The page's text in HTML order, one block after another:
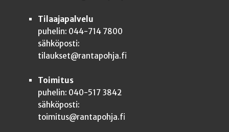
Tilaajapalvelu
puhelin: 044-714 7800
sähköposti:
tilaukset@rantapohja.fi
Toimitus
puhelin: 040-517 3842
sähköposti:
toimitus@rantapohja.fi